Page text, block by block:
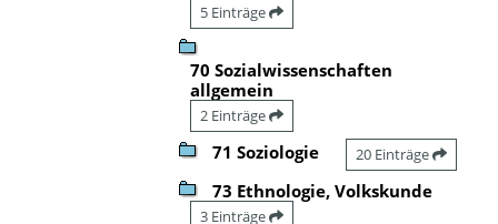
5 Einträge
70 Sozialwissenschaften
allgemein
2 Einträge
71 Soziologie 20 Einträge
73 Ethnologie, Volkskunde
3 Einträge